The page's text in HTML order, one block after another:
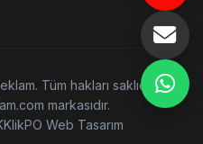
Tüm hakları saklıdır.
markasıdır.
KlikPO Web Tasarım